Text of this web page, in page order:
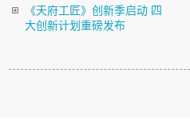
《天府工匠》创新季启动 四
大创新计划重磅发布